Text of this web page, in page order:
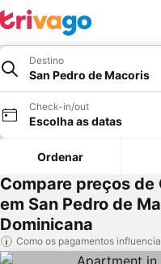
Destino
San Pedro de Macoris
Check-in/out
Escolha as datas
Ordenar
Compare preços
em San Pedro de
Dominicana
Como os pagamentos